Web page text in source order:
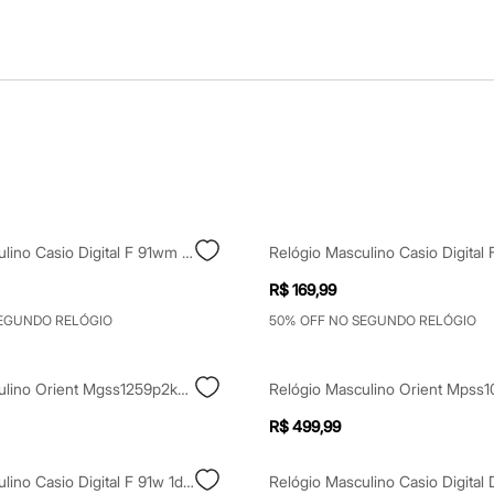
Relógio Masculino Casio Digital F 91wm 1bdf Prateado
RELÓGIO
R$ 169,99
50% OFF NO SEGUNDO RELÓGIO
Relógio Masculino Orient Mgss1259p2kx Analógico Calendário Dourado
R$ 499,99
Relógio Masculino Casio Digital F 91w 1dg Preto